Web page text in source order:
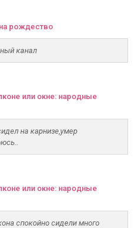
рождество
канал
или окне: народные
на карнизе,умер
или окне: народные
спокойно сидели много